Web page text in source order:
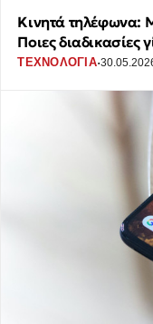
Κινητά τηλέφωνα:
Ποιες διαδικασίες
ΤΕΧΝΟΛΟΓΙΑ·